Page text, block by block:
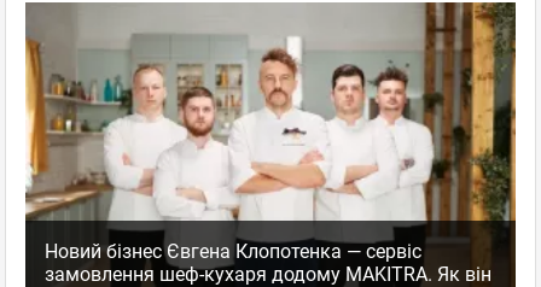
Новий бізнес Євгена Клопотенка — сервіс
замовлення шеф-кухаря додому MAKITRA. Як він